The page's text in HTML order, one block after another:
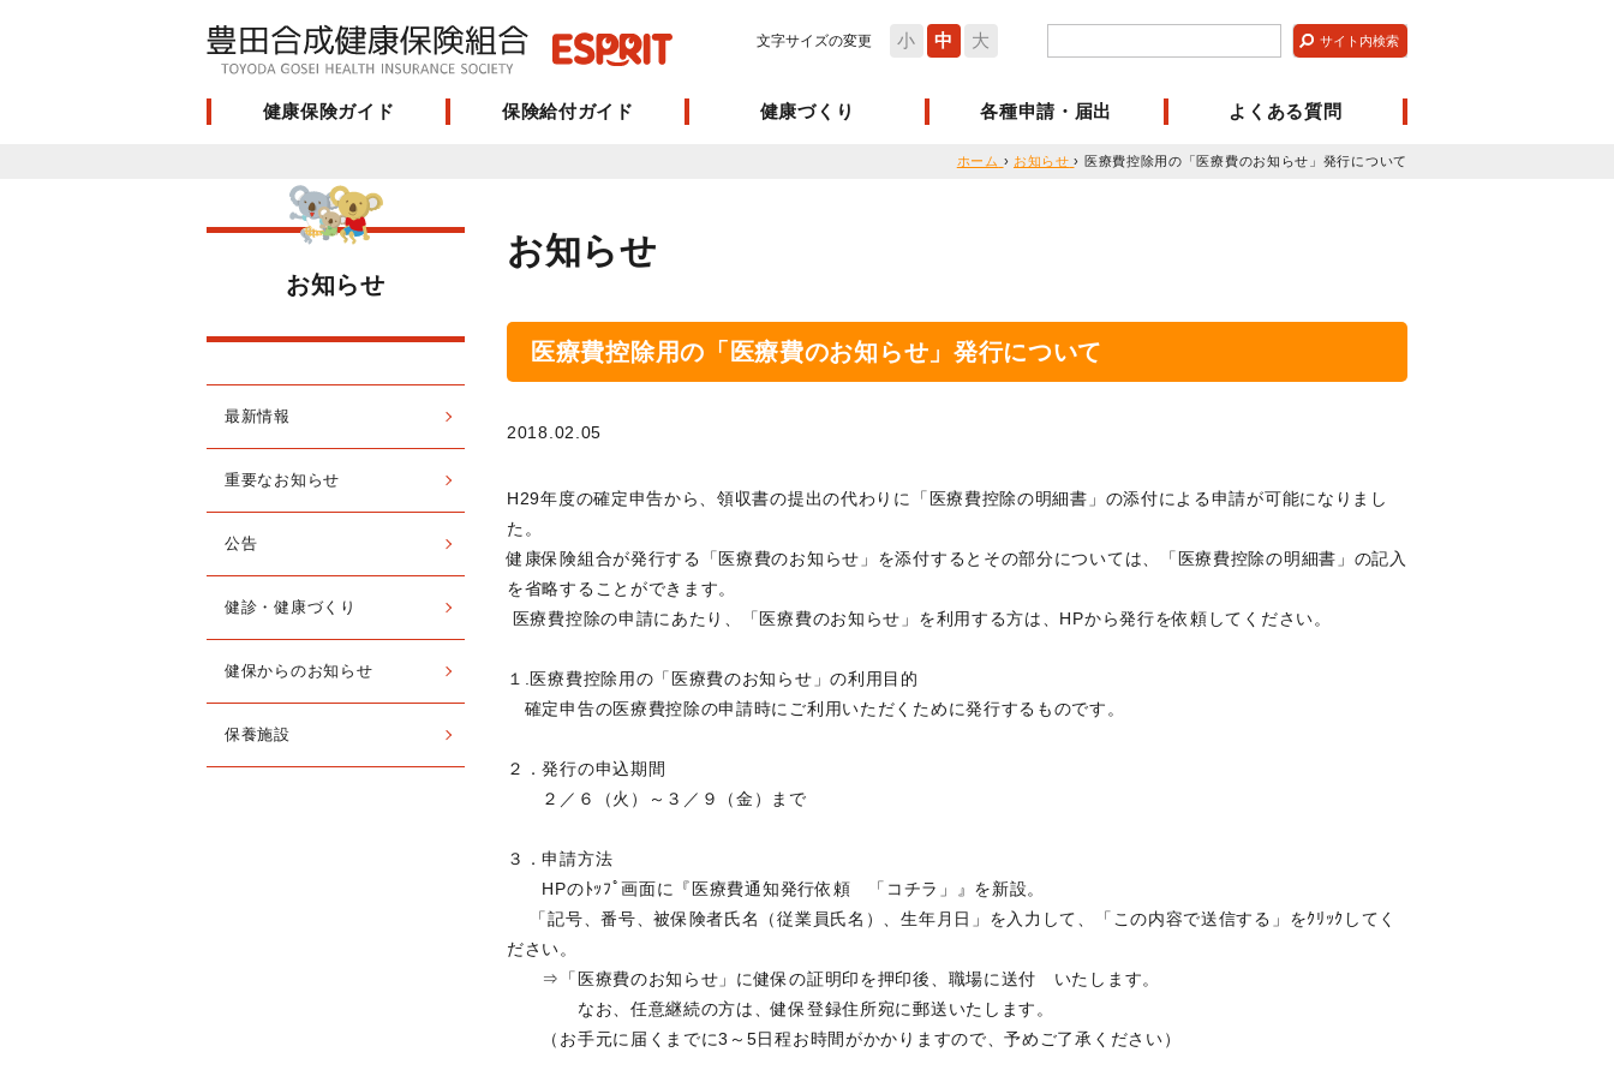
文字サイズの変更 小 中 大
健康保険ガイド 保険給付ガイド 健康づくり 各種申請・届出 よくある質問
ホーム › お知らせ › 医療費控除用の「医療費のお知らせ」発行について
お知らせ
医療費控除用の「医療費のお知らせ」発行について
2018.02.05
H29年度の確定申告から、領収書の提出の代わりに「医療費控除の明細書」の添付による申請が可能になりまし
た。
健康保険組合が発行する「医療費のお知らせ」を添付するとその部分については、「医療費控除の明細書」の記入
を省略することができます。
医療費控除の申請にあたり、「医療費のお知らせ」を利用する方は、HPから発行を依頼してください。
１.医療費控除用の「医療費のお知らせ」の利用目的
確定申告の医療費控除の申請時にご利用いただくために発行するものです。
２．発行の申込期間
２／６（火）～３／９（金）まで
３．申請方法
HPのﾄｯﾌﾟ画面に『医療費通知発行依頼 「コチラ」』を新設。
「記号、番号、被保険者氏名（従業員氏名）、生年月日」を入力して、「この内容で送信する」をｸﾘｯｸしてく
ださい。
⇒「医療費のお知らせ」に健保の証明印を押印後、職場に送付 いたします。
なお、任意継続の方は、健保登録住所宛に郵送いたします。
（お手元に届くまでに3～5日程お時間がかかりますので、予めご了承ください）
お知らせ
最新情報
重要なお知らせ
公告
健診・健康づくり
健保からのお知らせ
保養施設